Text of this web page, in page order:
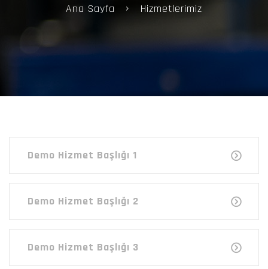
Ana Sayfa Hizmetlerimiz
Demo Hizmet Başlığı 1
Demo Hizmet Başlığı 2
Demo Hizmet Başlığı 3